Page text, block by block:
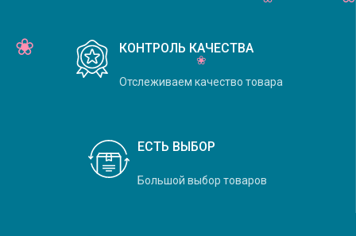
КОНТРОЛЬ КАЧЕСТВА
Отслеживаем качество товара
ЕСТЬ ВЫБОР
Большой выбор товаров